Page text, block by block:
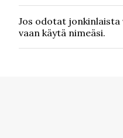
L
ä
h
Jos odotat jonkinlaista
vaan käytä nimeäsi.